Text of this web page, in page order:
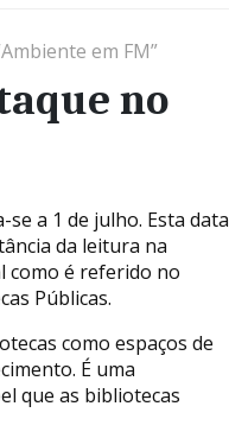
em FM”
no
a 1 de julho. Esta data
da leitura na
como é referido no
Públicas.
como espaços de
É uma
que as bibliotecas